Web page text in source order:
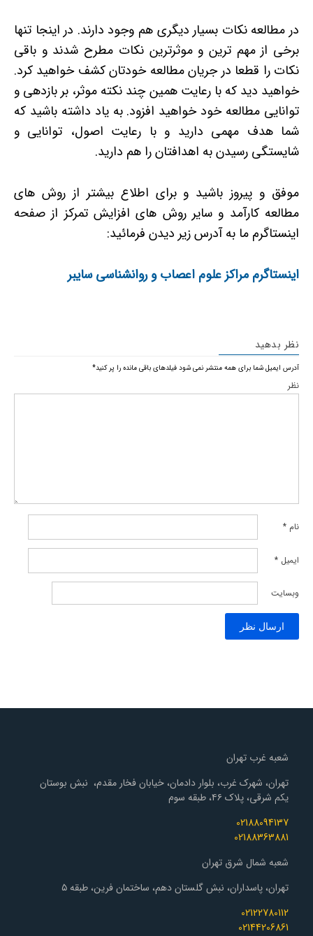
در مطالعه نکات بسیار دیگری هم وجود دارند. در اینجا تنها
برخی از مهم ترین و موثرترین نکات مطرح شدند و باقی
نکات را قطعا در جریان مطالعه خودتان کشف خواهید کرد.
خواهید دید که با رعایت همین چند نکته موثر، بر بازدهی و
توانایی مطالعه خود خواهید افزود. به یاد داشته باشید که
شما هدف مهمی دارید و با رعایت اصول، توانایی و
شایستگی رسیدن به اهدافتان را هم دارید.
موفق و پیروز باشید و برای اطلاع بیشتر از روش های
مطالعه کارآمد و سایر روش های افزایش تمرکز از صفحه
اینستاگرم ما به آدرس زیر دیدن فرمائید:
اینستاگرم مراکز علوم اعصاب و روانشناسی سایبر
نظر بدهید
آدرس ایمیل شما برای همه منتشر نمی شود فیلدهای باقی مانده را پر کنید*
نظر
نام *
ایمیل *
وبسایت
شعبه غرب تهران
تهران، شهرک غرب، بلوار دادمان، خیابان فخار مقدم، نبش بوستان
یکم شرقی، پلاک ۴۶، طبقه سوم
02188094137
02188363881
شعبه شمال شرق تهران
تهران، پاسداران، نبش گلستان دهم، ساختمان فرین، طبقه ۵
02122780112
02144206861